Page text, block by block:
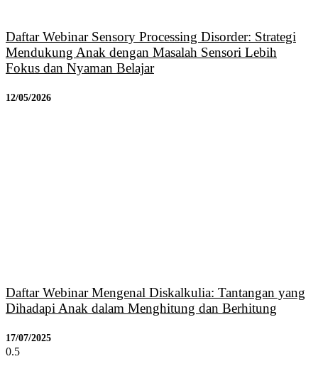
Daftar Webinar Sensory Processing Disorder: Strategi
Mendukung Anak dengan Masalah Sensori Lebih
Fokus dan Nyaman Belajar
12/05/2026
Daftar Webinar Mengenal Diskalkulia: Tantangan yang
Dihadapi Anak dalam Menghitung dan Berhitung
17/07/2025